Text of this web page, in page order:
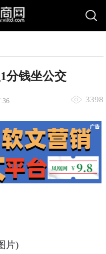
分钱坐公交
3398
片)